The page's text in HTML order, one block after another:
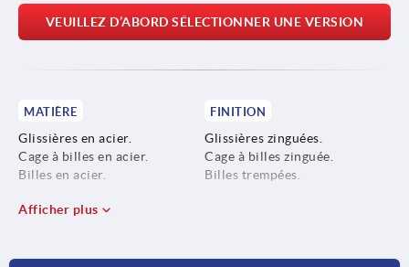
VEUILLEZ D’ABORD SÉLECTIONNER UNE VERSION
MATIÈRE
Glissières en acier.
Cage à billes en acier.
Billes en acier.
FINITION
Glissières zinguées.
Cage à billes zinguée.
Billes trempées.
Afficher plus